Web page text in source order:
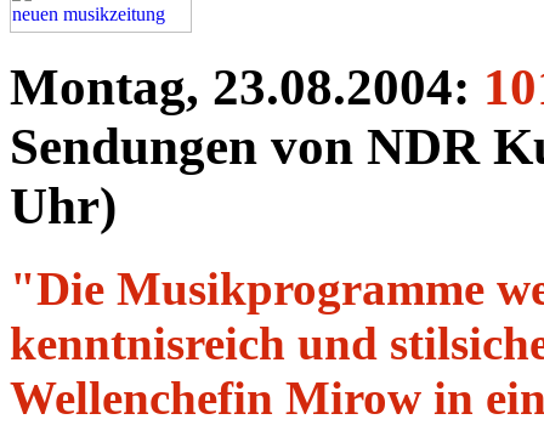
Montag, 23.08.2004:
Sendungen von NDR
Uhr)
"Die Musikprogramme
kenntnisreich und
Wellenchefin Mirow in